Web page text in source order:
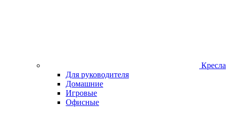
Кресла
Для руководителя
Домашние
Игровые
Офисные